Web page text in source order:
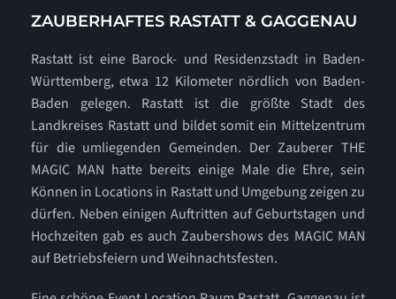
ZAUBERHAFTES RASTATT & GAGGENAU
Rastatt ist eine Barock- und Residenzstadt in Baden-
Württemberg, etwa 12 Kilometer nördlich von Baden-
Baden gelegen. Rastatt ist die größte Stadt des
Landkreises Rastatt und bildet somit ein Mittelzentrum
für die umliegenden Gemeinden. Der Zauberer THE
MAGIC MAN hatte bereits einige Male die Ehre, sein
Können in Locations in Rastatt und Umgebung zeigen zu
dürfen. Neben einigen Auftritten auf Geburtstagen und
Hochzeiten gab es auch Zaubershows des MAGIC MAN
auf Betriebsfeiern und Weihnachtsfesten.